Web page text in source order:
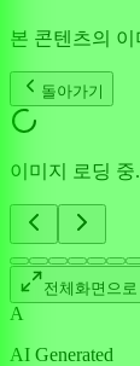
본 콘텐츠의
돌아가기
이미지 로딩 중
전체화면으로
A
AI Generated